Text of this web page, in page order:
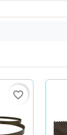
favorite_border